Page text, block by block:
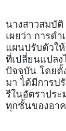
นางสาวสมบั
เผยว่า การด
แผนปรับตัวใ
ที่เปลี่ยนแปล
ปัจจุบัน โดยตั้
มา ได้มีการป
รีในอัตราปร
ทุกชั้นของอา